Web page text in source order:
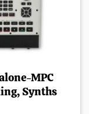
MPC
Synths